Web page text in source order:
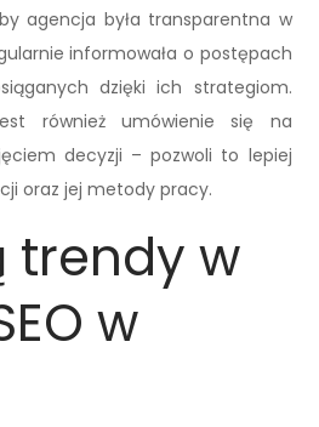
agencja była transparentna w
informowała o postępach
dzięki ich strategiom.
również umówienie się na
decyzji – pozwoli to lepiej
oraz jej metody pracy.
trendy w
w